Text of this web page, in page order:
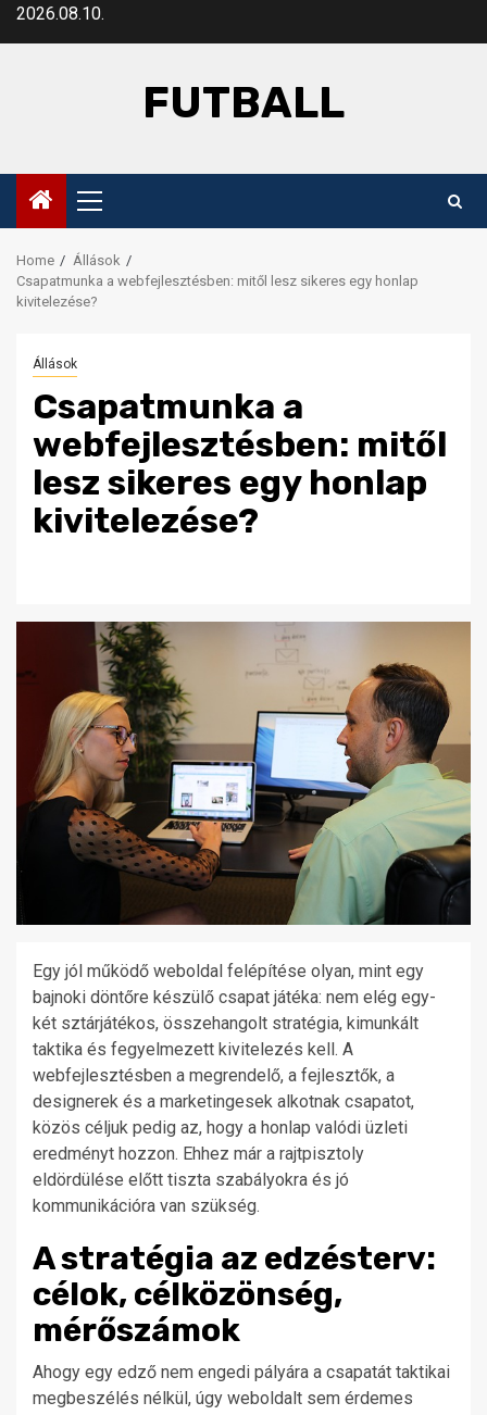
Skip2026.08.10.
FUTBALL
Primary
Menu
Home
Állások
Csapatmunka a webfejlesztésben: mitől lesz sikeres egy honlap
kivitelezése?
Állások
Csapatmunka a
webfejlesztésben: mitől
lesz sikeres egy honlap
kivitelezése?
Egy jól működő weboldal felépítése olyan, mint egy
bajnoki döntőre készülő csapat játéka: nem elég egy-
két sztárjátékos, összehangolt stratégia, kimunkált
taktika és fegyelmezett kivitelezés kell. A
webfejlesztésben a megrendelő, a fejlesztők, a
designerek és a marketingesek alkotnak csapatot,
közös céljuk pedig az, hogy a honlap valódi üzleti
eredményt hozzon. Ehhez már a rajtpisztoly
eldördülése előtt tiszta szabályokra és jó
kommunikációra van szükség.
A stratégia az edzésterv:
célok, célközönség,
mérőszámok
Ahogy egy edző nem engedi pályára a csapatát taktikai
megbeszélés nélkül, úgy weboldalt sem érdemes